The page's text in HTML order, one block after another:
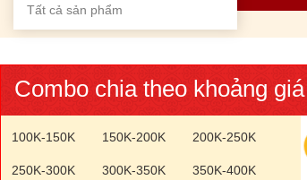
Tất cả sản phẩm
Combo chia theo khoảng giá
100K-150K 150K-200K 200K-250K
250K-300K 300K-350K 350K-400K
SALE